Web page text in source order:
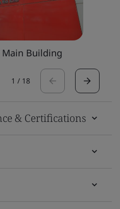
Main Building
1 / 18
& Certifications